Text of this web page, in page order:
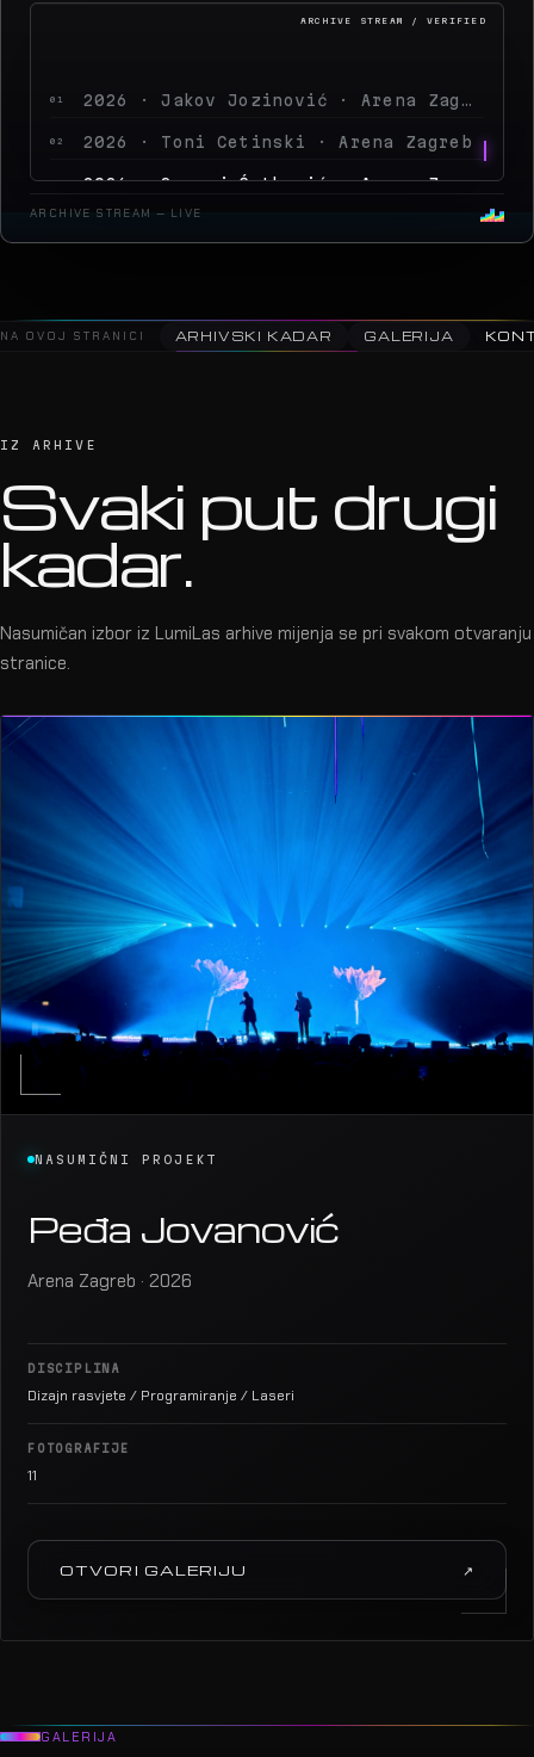
02 2026 · Toni Cetinski · Arena Zagreb
03 2026 · Sergej Ćetković · Arena Zagreb
2026 · Peđa Jovanović · Arena Zagreb
ARCHIVE STREAM — LIVE
NA OVOJ STRANICI ARHIVSKI KADAR GALERIJA
IZ ARHIVE
Svaki put drugi
kadar.
Nasumičan izbor iz LumiLas arhive mijenja se pri svakom otvaranju
stranice.
NASUMIČNI PROJEKT
Peđa Jovanović
Arena Zagreb · 2026
DISCIPLINA
Dizajn rasvjete / Programiranje / Laseri
FOTOGRAFIJE
11
OTVORI GALERIJU ↗
GALERIJA